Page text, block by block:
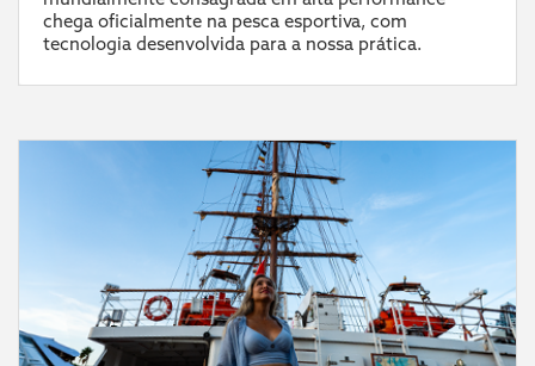
chega oficialmente na pesca esportiva, com
tecnologia desenvolvida para a nossa prática.